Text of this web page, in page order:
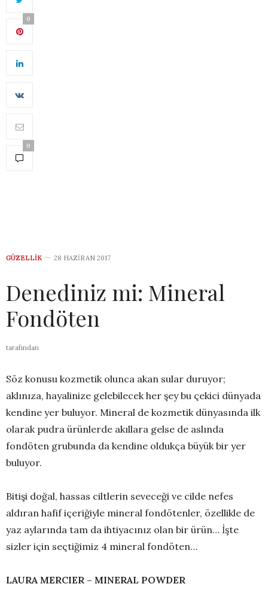
0
0
GÜZELLIK 28 HAZIRAN 2017
Denediniz mi: Mineral
Fondöten
tarafından
Söz konusu kozmetik olunca akan sular duruyor;
aklınıza, hayalinize gelebilecek her şey bu çekici dünyada
kendine yer buluyor. Mineral de kozmetik dünyasında ilk
olarak pudra ürünlerde akıllara gelse de aslında
fondöten grubunda da kendine oldukça büyük bir yer
buluyor.
Bitişi doğal, hassas ciltlerin seveceği ve cilde nefes
aldıran hafif içeriğiyle mineral fondötenler, özellikle de
yaz aylarında tam da ihtiyacınız olan bir ürün… İşte
sizler için seçtiğimiz 4 mineral fondöten…
LAURA MERCIER – MINERAL POWDER